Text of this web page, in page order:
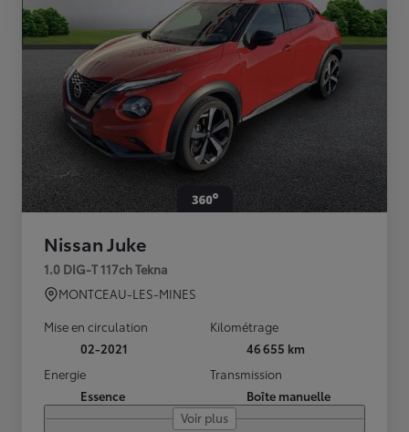
Nissan Juke
1.0 DIG-T 117ch Tekna
MONTCEAU-LES-MINES
Mise en circulation
02-2021
Kilométrage
46 655 km
Energie
Essence
Transmission
Boîte manuelle
Voir plus